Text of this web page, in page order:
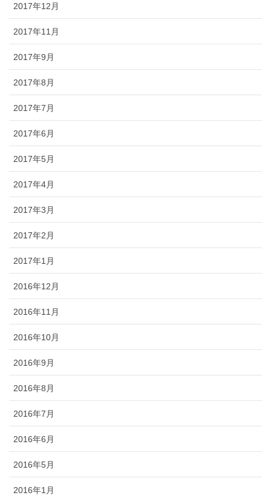
2017年12月
2017年11月
2017年9月
2017年8月
2017年7月
2017年6月
2017年5月
2017年4月
2017年3月
2017年2月
2017年1月
2016年12月
2016年11月
2016年10月
2016年9月
2016年8月
2016年7月
2016年6月
2016年5月
2016年1月